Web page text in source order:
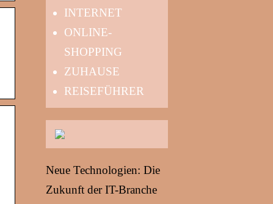
INTERNET
ONLINE-
SHOPPING
ZUHAUSE
REISEFÜHRER
Neue Technologien: Die
Zukunft der IT-Branche